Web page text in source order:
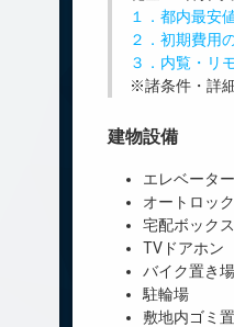
１．都内最安
２．初期費用
３．内覧・リ
※諸条件・詳
建物設備
エレベーター
オートロック
宅配ボックス
TVドアホン
バイク置き場
駐輪場
敷地内ゴミ